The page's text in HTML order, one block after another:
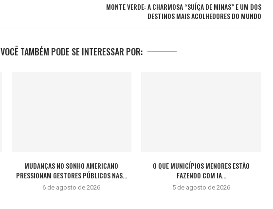
MONTE VERDE: A CHARMOSA “SUÍÇA DE MINAS” E UM DOS
DESTINOS MAIS ACOLHEDORES DO MUNDO
VOCÊ TAMBÉM PODE SE INTERESSAR POR:
MUDANÇAS NO SONHO AMERICANO
PRESSIONAM GESTORES PÚBLICOS NAS...
6 de agosto de 2026
O QUE MUNICÍPIOS MENORES ESTÃO
FAZENDO COM IA...
5 de agosto de 2026